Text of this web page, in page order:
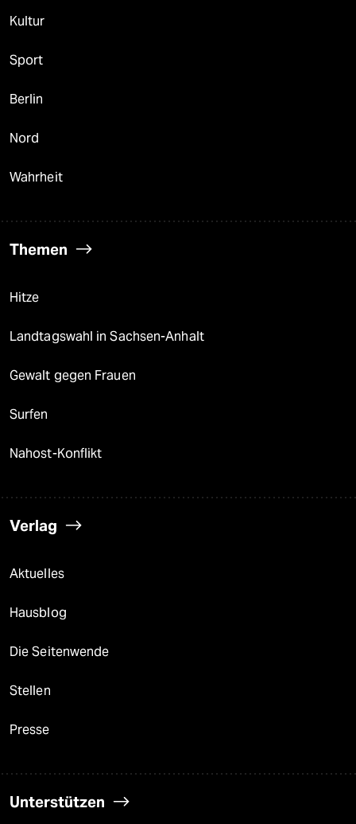
Kultur
Sport
Berlin
Nord
Wahrheit
Themen
Hitze
Landtagswahl in Sachsen-Anhalt
Gewalt gegen Frauen
Surfen
Nahost-Konflikt
Verlag
Aktuelles
Hausblog
Die Seitenwende
Stellen
Presse
Unterstützen